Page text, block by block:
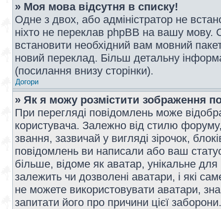
» Моя мова відсутня в списку!
Одне з двох, або адміністратор не
ніхто не переклав phpBB на вашу мову.
встановити необхідний вам мовний
новий переклад. Більш детальну
(посилання внизу сторінки).
Догори
» Як я можу розмістити зображення
При перегляді повідомлень може
користувача. Залежно від стилю
звання, зазвичай у вигляді зірочок,
повідомлень ви написали або ваш
більше, відоме як аватар, унікальне
залежить чи дозволені аватари, і які
не можете використовувати аватари,
запитати його про причини цієї заборони.